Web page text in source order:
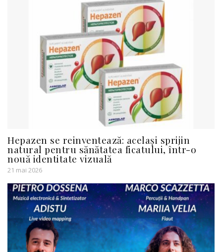
Hepazen se reinventează: același sprijin
natural pentru sănătatea ficatului, într-o
nouă identitate vizuală
21 mai 2026